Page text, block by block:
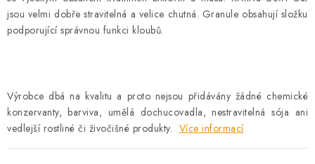
DOPRAVA PO OSTRAVĚ, HLUČÍNĚ A OKOLÍ
Věrnostní slevy
jsou velmi dobře stravitelná a velice chutná. Granule obsahují složku
podporující správnou funkci kloubů.
Výrobce dbá na kvalitu a proto nejsou přidávány žádné chemické
konzervanty, barviva, umělá dochucovadla, nestravitelná sója ani
vedlejší rostliné či živočišné produkty. Více informací